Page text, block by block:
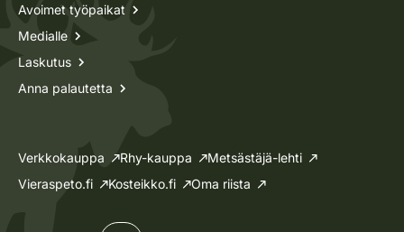
Avoimet työpaikat
Medialle
Laskutus
Anna palautetta
Verkkokauppa Rhy-kauppa
Metsästäjä-lehti
Vieraspeto.fi
Kosteikko.fi Oma riista